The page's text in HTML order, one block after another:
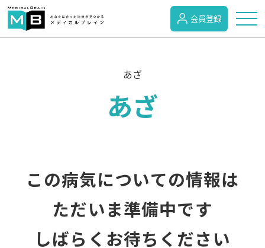
がん
会員登録
あざ
あざ
この病気についての情報は
ただいま準備中です
しばらくお待ちください